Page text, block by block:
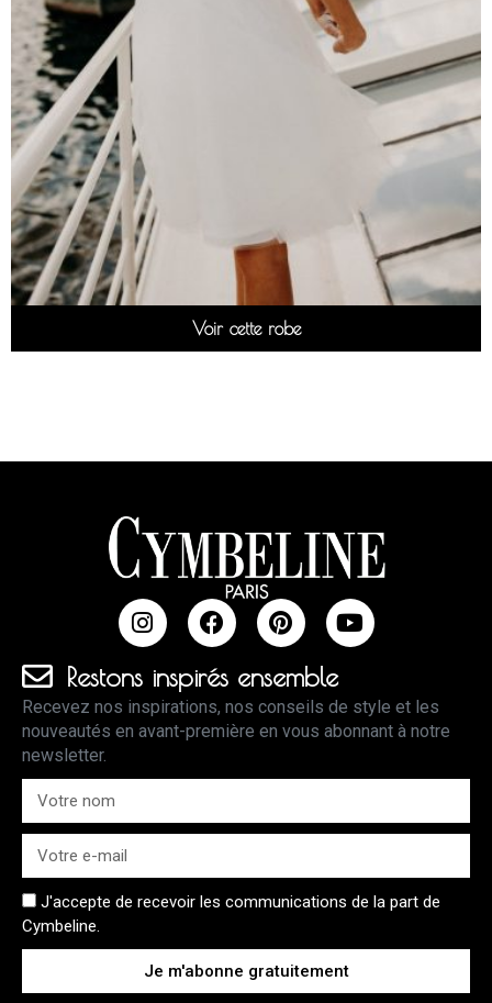
Voir cette robe
Restons inspirés ensemble
Recevez nos inspirations, nos conseils de style et les
nouveautés en avant-première en vous abonnant à notre
newsletter.
J'accepte de recevoir les communications de la part de
Cymbeline.
Je m'abonne gratuitement